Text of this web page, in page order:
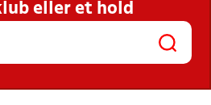
KLUBBER OG
HOLD
eller et hold